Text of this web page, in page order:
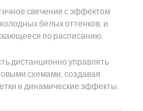
свечение с эффектом
белых оттенков, и
по расписанию.
дистанционно управлять
схемами, создавая
и динамические эффекты.